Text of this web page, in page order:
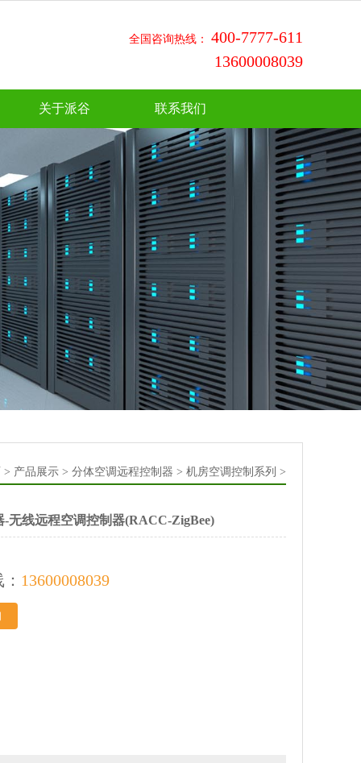
全国咨询热线：
400-7777-611
13600008039
关于派谷 联系我们
> 产品展示 > 分体空调远程控制器 > 机房空调控制系列 >
-无线远程空调控制器(RACC-ZigBee)
13600008039